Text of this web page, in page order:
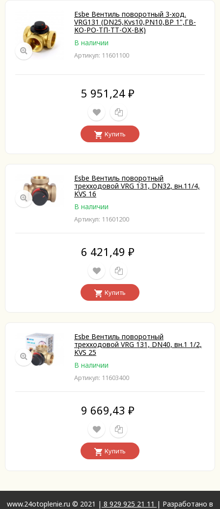
Esbe Вентиль поворотный 3-ход.
VRG131 (DN25,Kvs10,PN10,ВР 1",ГВ-
КО-РО-ТП-ТТ-ОХ-ВК)
В наличии
Артикул: 11601100
5 951,24 ₽
Купить
Esbe Вентиль поворотный
трехходовой VRG 131, DN32, вн.11/4,
KVS 16
В наличии
Артикул: 11601200
6 421,49 ₽
Купить
Esbe Вентиль поворотный
трехходовой VRG 131, DN40, вн.1 1/2,
KVS 25
В наличии
Артикул: 11603400
9 669,43 ₽
Купить
www.24otoplenie.ru © 2021 | 8 929 925 21 11 | Разработано в